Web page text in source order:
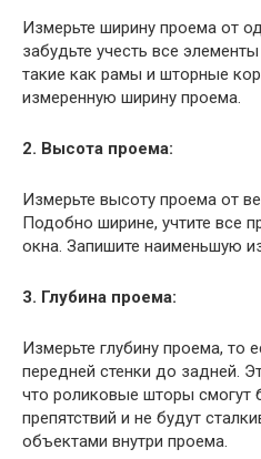
Измерьте ширину проема от
забудьте учесть все
такие как рамы и шторные
измеренную ширину проема.
2. Высота проема:
Измерьте высоту проема от
Подобно ширине, учтите все
окна. Запишите наименьшую
3. Глубина проема:
Измерьте глубину проема, то
передней стенки до задней.
что роликовые шторы смогут
препятствий и не будут
объектами внутри проема.